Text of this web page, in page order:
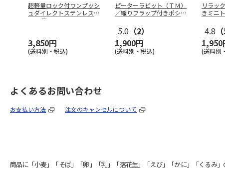
超軽量ロック付ワンプッシ
ュダイレクトステンレスボ
トル 星の
3,850円
(送料別・税込)
ピーターラビット（ＴＭ）
／織りフラップ付きポシェ
5.0 （2）
1,900円
(送料別・税込)
リラッ
きミニ
4.8
1,950
(送料別
よくあるお問い合わせ
お支払い方法 注文のキャンセルについて
商品に「小麦」「そば」「卵」「乳」「落花生」「えび」「かに」「くるみ